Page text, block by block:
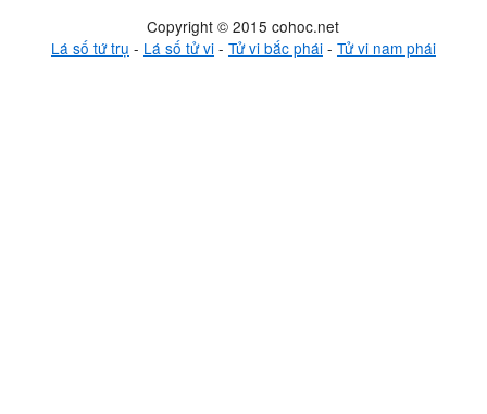
Copyright © 2015 cohoc.net
Lá số tứ trụ - Lá số tử vi- Tử vi bắc phái- Tử vi nam phái